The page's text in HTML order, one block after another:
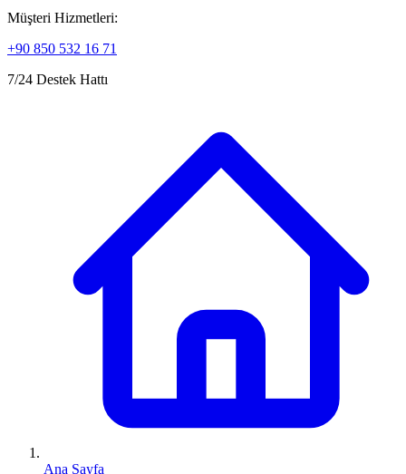
Müşteri Hizmetleri:
+90 850 532 16 71
7/24 Destek Hattı
Ana Sayfa